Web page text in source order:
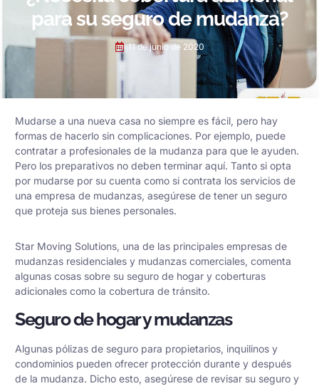
para su seguro de mudanza?
11 de junio de 2020
Mudarse a una nueva casa no siempre es fácil, pero hay
formas de hacerlo sin complicaciones. Por ejemplo, puede
contratar a profesionales de la mudanza para que le ayuden.
Pero los preparativos no deben terminar aquí. Tanto si opta
por mudarse por su cuenta como si contrata los servicios de
una empresa de mudanzas, asegúrese de tener un seguro
que proteja sus bienes personales.
Star Moving Solutions, una de las principales empresas de
mudanzas residenciales y mudanzas comerciales, comenta
algunas cosas sobre su seguro de hogar y coberturas
adicionales como la cobertura de tránsito.
Seguro de hogar y mudanzas
Algunas pólizas de seguro para propietarios, inquilinos y
condominios pueden ofrecer protección durante y después
de la mudanza. Dicho esto, asegúrese de revisar su seguro y